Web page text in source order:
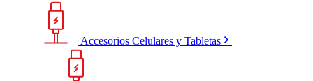
Accesorios Celulares y Tabletas